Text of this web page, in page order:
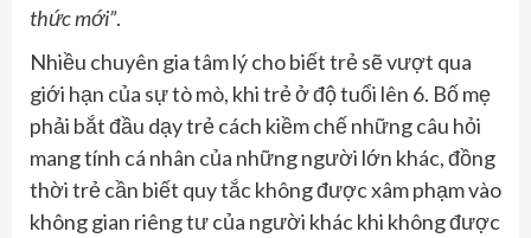
thức mới”.
Nhiều chuyên gia tâm lý cho biết trẻ sẽ vượt qua
giới hạn của sự tò mò, khi trẻ ở độ tuổi lên 6. Bố mẹ
phải bắt đầu dạy trẻ cách kiềm chế những câu hỏi
mang tính cá nhân của những người lớn khác, đồng
thời trẻ cần biết quy tắc không được xâm phạm vào
không gian riêng tư của người khác khi không được